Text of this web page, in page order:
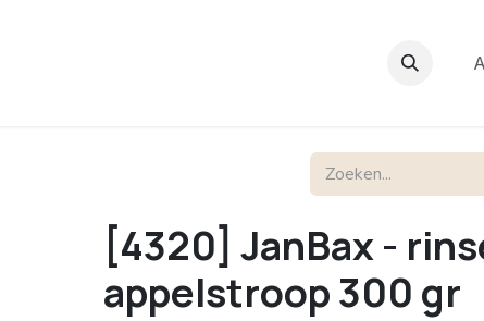
[4320] JanBax -
appelstroop 300 gr